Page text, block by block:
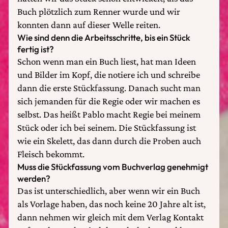
Buch plötzlich zum Renner wurde und wir
konnten dann auf dieser Welle reiten.
Wie sind denn die Arbeitsschritte, bis ein Stück
fertig ist?
Schon wenn man ein Buch liest, hat man Ideen
und Bilder im Kopf, die notiere ich und schreibe
dann die erste Stückfassung. Danach sucht man
sich jemanden für die Regie oder wir machen es
selbst. Das heißt Pablo macht Regie bei meinem
Stück oder ich bei seinem. Die Stückfassung ist
wie ein Skelett, das dann durch die Proben auch
Fleisch bekommt.
Muss die Stückfassung vom Buchverlag genehmigt
werden?
Das ist unterschiedlich, aber wenn wir ein Buch
als Vorlage haben, das noch keine 20 Jahre alt ist,
dann nehmen wir gleich mit dem Verlag Kontakt